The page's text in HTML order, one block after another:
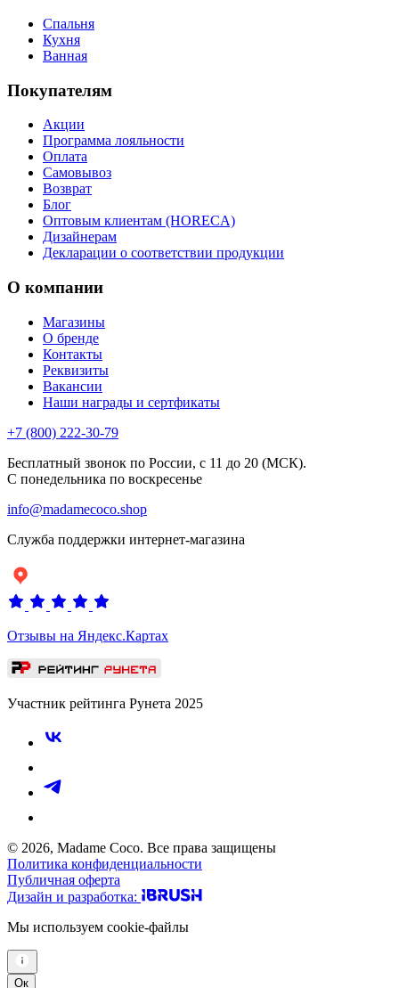
Спальня
Кухня
Ванная
Покупателям
Акции
Программа лояльности
Оплата
Самовывоз
Возврат
Блог
Оптовым клиентам (HORECA)
Дизайнерам
Декларации о соответствии продукции
О компании
Магазины
О бренде
Контакты
Реквизиты
Вакансии
Наши награды и сертфикаты
+7 (800) 222-30-79
Бесплатный звонок по России, с 11 до 20 (МСК).
С понедельника по воскресенье
info@madamecoco.shop
Служба поддержки интернет-магазина
Отзывы на Яндекс.Картах
Участник рейтинга Рунета 2025
© 2026, Madame Coco. Все права защищены
Политика конфиденциальности
Публичная оферта
Дизайн и разработка:
Мы используем cookie-файлы
Ок